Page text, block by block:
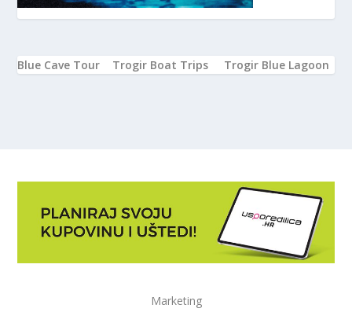
Blue Cave Tour Trogir Boat Trips Trogir Blue Lagoon
Marketing